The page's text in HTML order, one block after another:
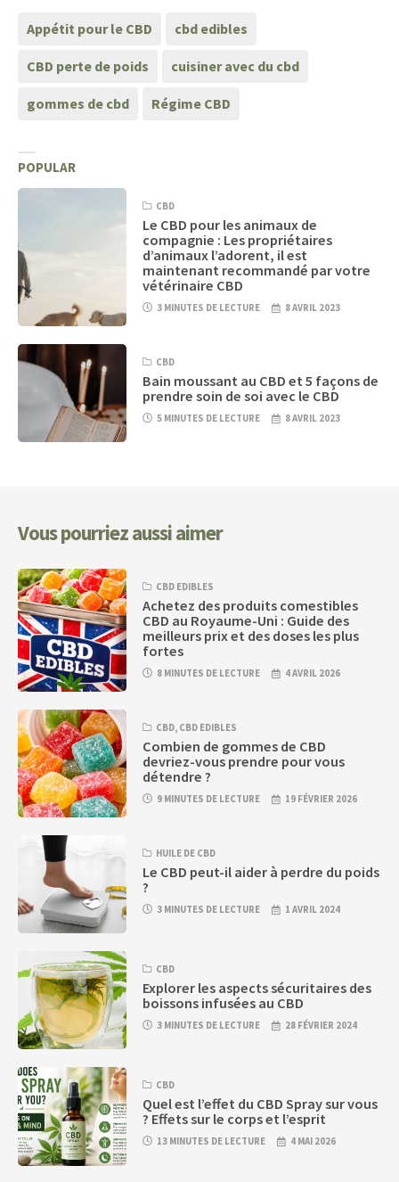
Appétit pour le CBD cbd edibles
CBD perte de poids cuisiner avec du cbd
gommes de cbd Régime CBD
POPULAR
CBD
Le CBD pour les animaux de
compagnie : Les propriétaires
d’animaux l’adorent, il est
maintenant recommandé par votre
vétérinaire CBD
3 MINUTES DE LECTURE 8 AVRIL 2023
CBD
Bain moussant au CBD et 5 façons de
prendre soin de soi avec le CBD
5 MINUTES DE LECTURE 8 AVRIL 2023
Vous pourriez aussi aimer
CBD EDIBLES
Achetez des produits comestibles
CBD au Royaume-Uni : Guide des
meilleurs prix et des doses les plus
fortes
8 MINUTES DE LECTURE 4 AVRIL 2026
CBD, CBD EDIBLES
Combien de gommes de CBD
devriez-vous prendre pour vous
détendre ?
9 MINUTES DE LECTURE 19 FÉVRIER 2026
HUILE DE CBD
Le CBD peut-il aider à perdre du poids
?
3 MINUTES DE LECTURE 1 AVRIL 2024
CBD
Explorer les aspects sécuritaires des
boissons infusées au CBD
3 MINUTES DE LECTURE 28 FÉVRIER 2024
CBD
Quel est l’effet du CBD Spray sur vous
? Effets sur le corps et l’esprit
13 MINUTES DE LECTURE 4 MAI 2026